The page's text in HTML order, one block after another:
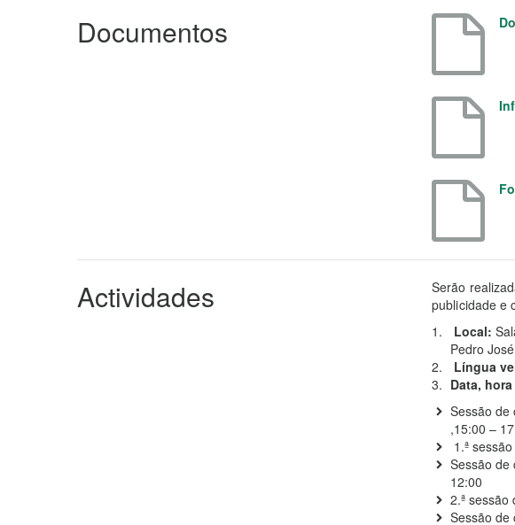
Documentos
Actividades
Serão
publicidade e
Local:
Pedro
Língua
Data,
Sessão de
,15:00 –
1.ª
Sessão de
12:00
2.ª
Sessão de